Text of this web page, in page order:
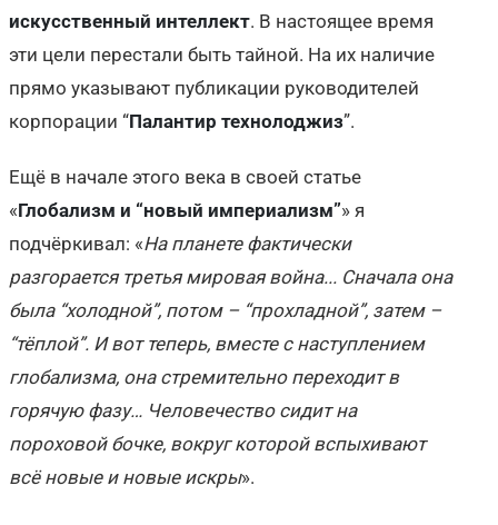
искусственный интеллект. В настоящее время
эти цели перестали быть тайной. На их наличие
прямо указывают публикации руководителей
корпорации “Палантир технолоджиз”.
Ещё в начале этого века в своей статье
«Глобализм и “новый империализм”» я
подчёркивал: «На планете фактически
разгорается третья мировая война... Сначала она
была “холодной”, потом – “прохладной”, затем –
“тёплой”. И вот теперь, вместе с наступлением
глобализма, она стремительно переходит в
горячую фазу… Человечество сидит на
пороховой бочке, вокруг которой вспыхивают
всё новые и новые искры».